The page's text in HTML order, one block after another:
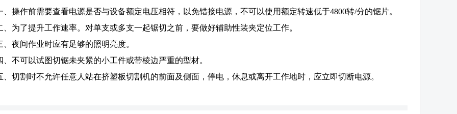
、操作前需要查看电源是否与设备额定电压相符，以免错接电源，不可以使用额定转速低于4800转/分的锯片。
、为了提升工作速率。对单支或多支一起锯切之前，要做好辅助性装夹定位工作。
、夜间作业时应有足够的照明亮度。
、不可以试图切锯未夹紧的小工件或带棱边严重的型材。
、切割时不允许任意人站在挤塑板切割机的前面及侧面，停电，休息或离开工作地时，应立即切断电源。